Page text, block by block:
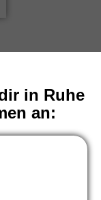
in Ruhe
an: